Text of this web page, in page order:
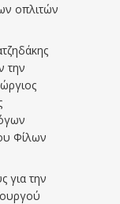
οπλιτών
την
Φίλων
για την